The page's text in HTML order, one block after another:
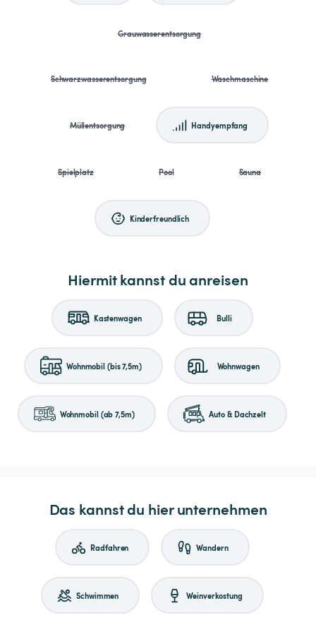
Grauwasserentsorgung
Schwarzwasserentsorgung Waschmaschine
Müllentsorgung Handyempfang
Spielplatz Pool Sauna
Kinderfreundlich
Hiermit kannst du anreisen
Kastenwagen Bulli
Wohnmobil (bis 7,5m) Wohnwagen
Wohnmobil (ab 7,5m) Auto & Dachzelt
Das kannst du hier unternehmen
Radfahren Wandern
Schwimmen Weinverkostung